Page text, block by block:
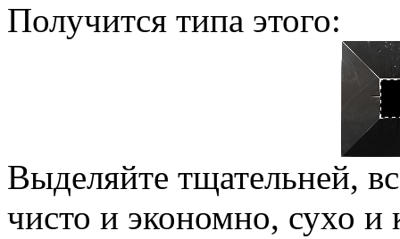
Получится типа этого:
Выделяйте тщательней,
чисто и экономно, сухо